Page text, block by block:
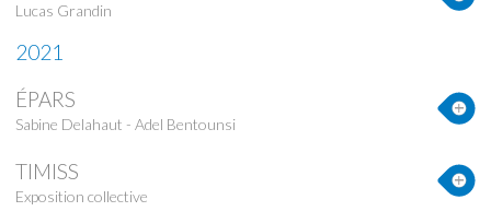
Lucas Grandin
2021
ÉPARS
Sabine Delahaut - Adel Bentounsi
TIMISS
Exposition collective